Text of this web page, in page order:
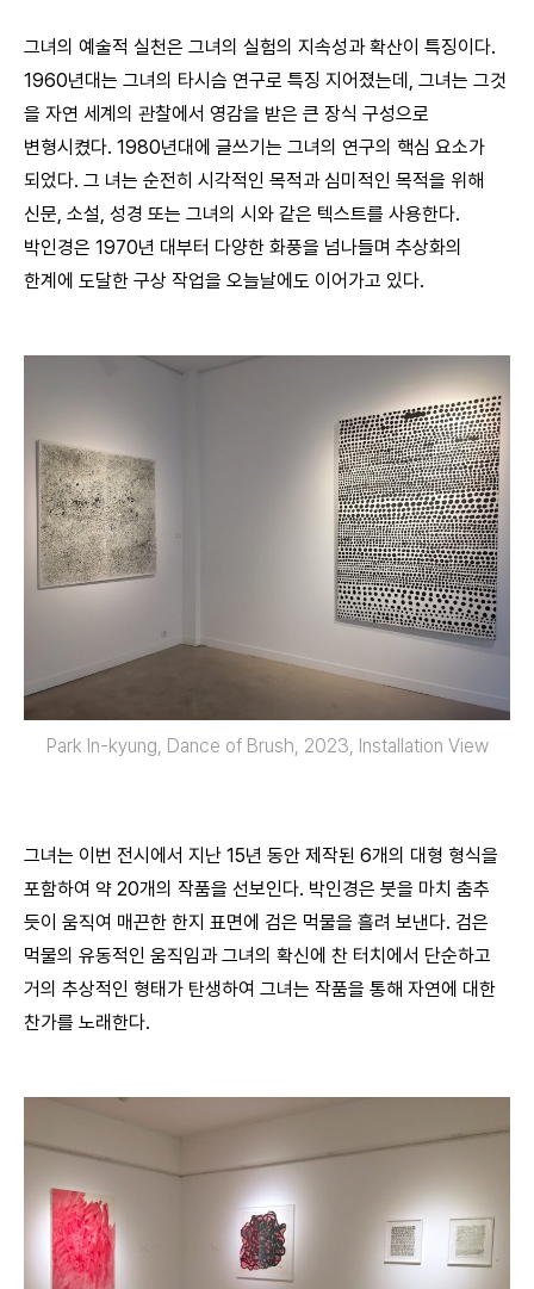
그녀의 예술적 실천은 그녀의 실험의 지속성과 확산이 특징이다.
1960년대는 그녀의 타시슴 연구로 특징 지어졌는데, 그녀는 그것
을 자연 세계의 관찰에서 영감을 받은 큰 장식 구성으로
변형시켰다. 1980년대에 글쓰기는 그녀의 연구의 핵심 요소가
되었다. 그 녀는 순전히 시각적인 목적과 심미적인 목적을 위해
신문, 소설, 성경 또는 그녀의 시와 같은 텍스트를 사용한다.
박인경은 1970년 대부터 다양한 화풍을 넘나들며 추상화의
한계에 도달한 구상 작업을 오늘날에도 이어가고 있다.
Park In-kyung, Dance of Brush, 2023, Installation View
그녀는 이번 전시에서 지난 15년 동안 제작된 6개의 대형 형식을
포함하여 약 20개의 작품을 선보인다. 박인경은 붓을 마치 춤추
듯이 움직여 매끈한 한지 표면에 검은 먹물을 흘려 보낸다. 검은
먹물의 유동적인 움직임과 그녀의 확신에 찬 터치에서 단순하고
거의 추상적인 형태가 탄생하여 그녀는 작품을 통해 자연에 대한
찬가를 노래한다.